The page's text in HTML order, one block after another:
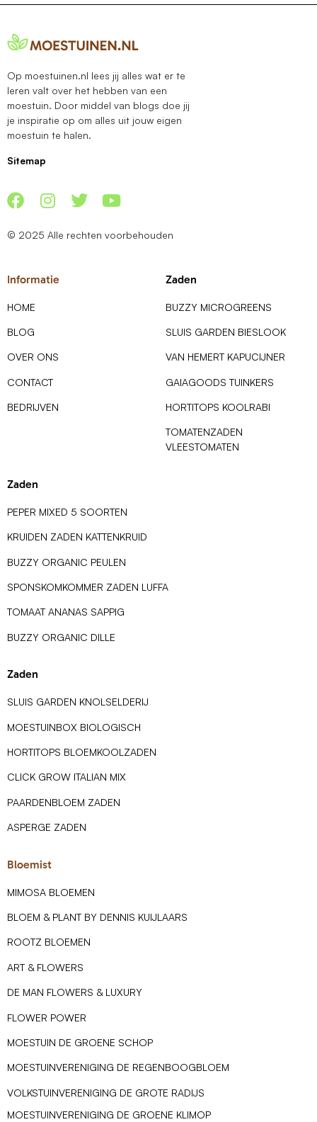
Op moestuinen.nl lees jij alles wat er te
leren valt over het hebben van een
moestuin. Door middel van blogs doe jij
je inspiratie op om alles uit jouw eigen
moestuin te halen.
Sitemap
© 2025 Alle rechten voorbehouden
Informatie
HOME
BLOG
OVER ONS
CONTACT
BEDRIJVEN
Zaden
BUZZY MICROGREENS
SLUIS GARDEN BIESLOOK
VAN HEMERT KAPUCIJNER
GAIAGOODS TUINKERS
HORTITOPS KOOLRABI
TOMATENZADEN
VLEESTOMATEN
Zaden
PEPER MIXED 5 SOORTEN
KRUIDEN ZADEN KATTENKRUID
BUZZY ORGANIC PEULEN
SPONSKOMKOMMER ZADEN LUFFA
TOMAAT ANANAS SAPPIG
BUZZY ORGANIC DILLE
Zaden
SLUIS GARDEN KNOLSELDERIJ
MOESTUINBOX BIOLOGISCH
HORTITOPS BLOEMKOOLZADEN
CLICK GROW ITALIAN MIX
PAARDENBLOEM ZADEN
ASPERGE ZADEN
Bloemist
MIMOSA BLOEMEN
BLOEM & PLANT BY DENNIS KUIJLAARS
ROOTZ BLOEMEN
ART & FLOWERS
DE MAN FLOWERS & LUXURY
FLOWER POWER
MOESTUIN DE GROENE SCHOP
MOESTUINVERENIGING DE REGENBOOGBLOEM
VOLKSTUINVERENIGING DE GROTE RADIJS
MOESTUINVERENIGING DE GROENE KLIMOP